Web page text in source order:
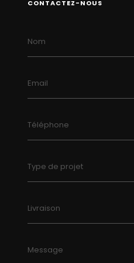
CONTACTEZ-NOUS
Nom
Email
Téléphone
Type de projet
Livraison
Message